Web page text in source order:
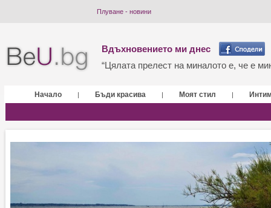
Плуване - новини
Вдъхновението ми днес
“Цялата прелест на миналото е, че е
Начало | Бъди красива | Моят стил |